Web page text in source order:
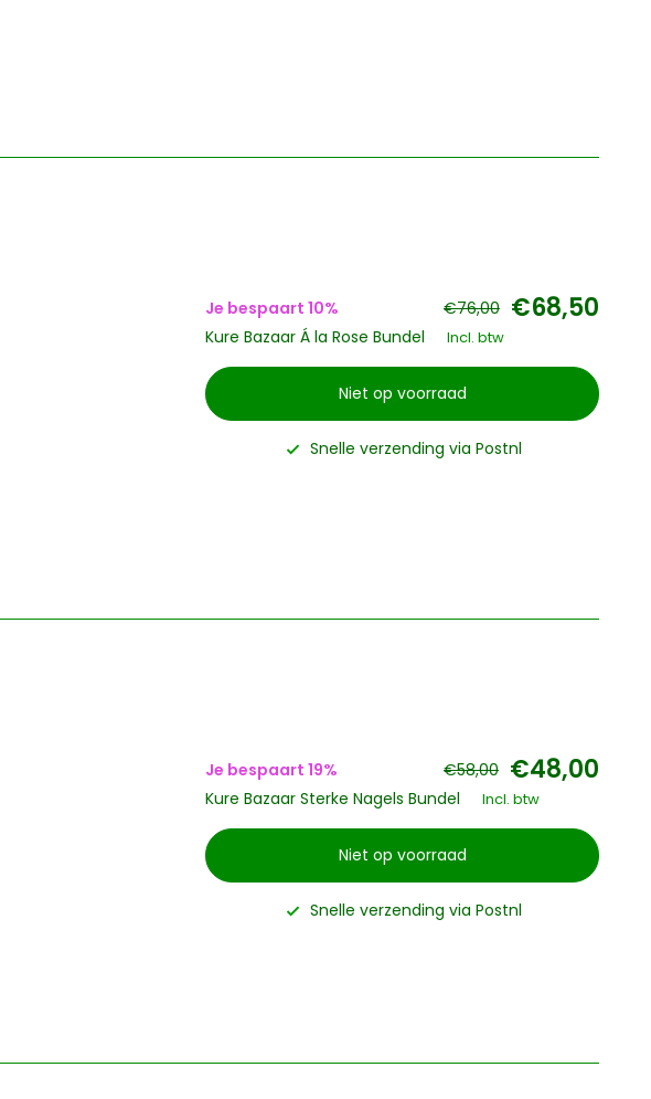
Je bespaart 10% €76,00 €68,50
Kure Bazaar Á la Rose Bundel Incl. btw
Niet op voorraad
Snelle verzending via Postnl
Je bespaart 19% €58,00 €48,00
Kure Bazaar Sterke Nagels Bundel Incl. btw
Niet op voorraad
Snelle verzending via Postnl